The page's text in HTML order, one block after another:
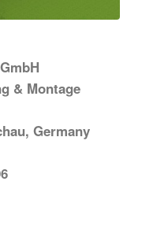
& Montage
Germany